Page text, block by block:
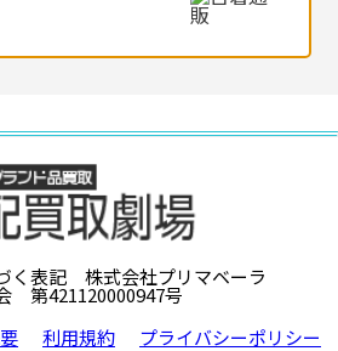
く表記 株式会社プリマベーラ
第421120000947号
利用規約 プライバシーポリシー